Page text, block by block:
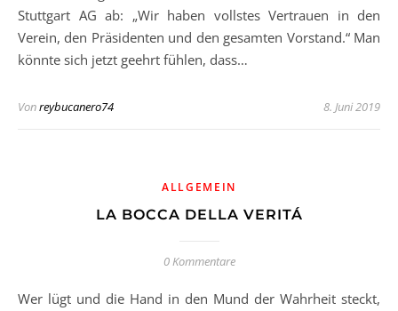
Stuttgart AG ab: „Wir haben vollstes Vertrauen in den
Verein, den Präsidenten und den gesamten Vorstand.“ Man
könnte sich jetzt geehrt fühlen, dass…
Vonreybucanero74 8. Juni 2019
ALLGEMEIN
LA BOCCA DELLA VERITÁ
0 Kommentare
Wer lügt und die Hand in den Mund der Wahrheit steckt,